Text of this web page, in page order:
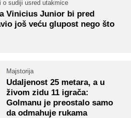
o sudiji usred utakmice
Vinicius Junior bi pred
još veću glupost nego što
Majstorija
Udaljenost 25 metara, a u
živom zidu 11 igrača:
Golmanu je preostalo samo
da odmahuje rukama